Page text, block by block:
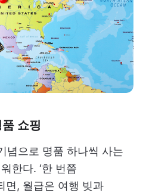
쇼핑
념으로 명품 하나씩 사는
한다. ‘한 번쯤
면, 월급은 여행 빚과